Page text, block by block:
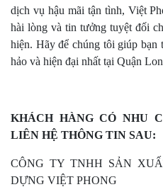
dịch vụ hậu mãi tận tình, Việt
hài lòng và tin tưởng tuyệt đối
hiện. Hãy để chúng tôi giúp bạn
hảo và hiện đại nhất tại Quận
KHÁCH HÀNG CÓ NHU
LIÊN HỆ THÔNG TIN SAU:
CÔNG TY TNHH SẢN
DỰNG VIỆT PHONG